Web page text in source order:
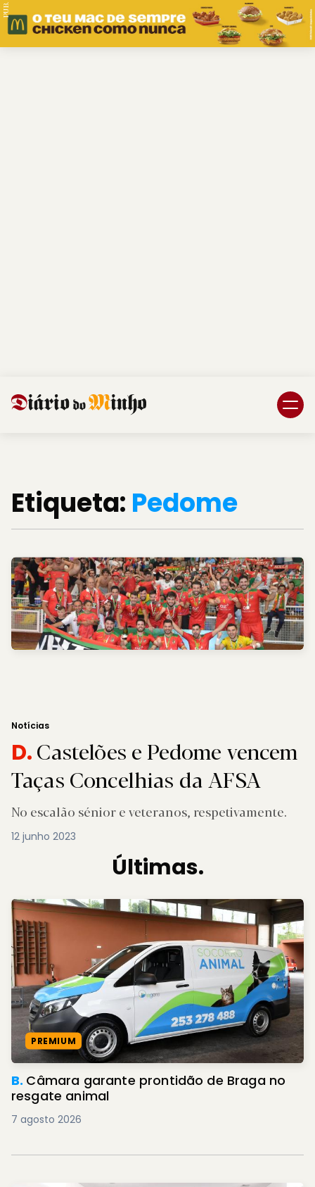
PUB.
Etiqueta: Pedome
Notícias
D.Castelões e Pedome vencem
Taças Concelhias da AFSA
No escalão sénior e veteranos, respetivamente.
12 junho 2023
Últimas.
PREMIUM
B. Câmara garante prontidão de Braga no
resgate animal
7 agosto 2026